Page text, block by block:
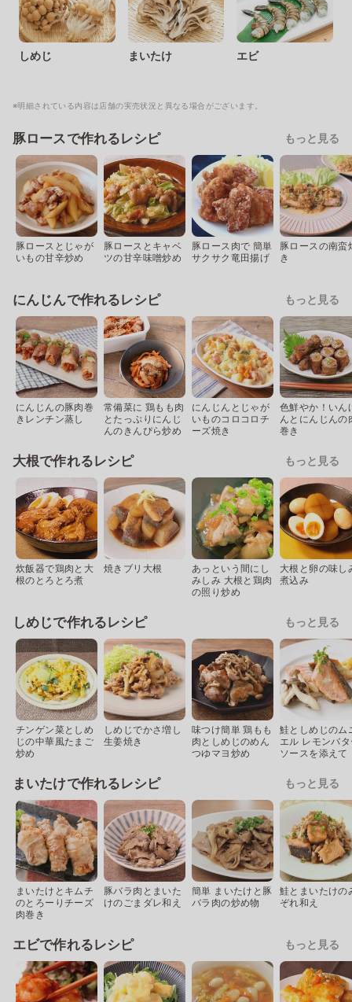
しめじ まいたけ エビ
※明細されている内容は店舗の実売状況と異なる場合がございます。
豚ロースで作れるレシピ もっと見る
豚ロースとじゃが
いもの甘辛炒め
豚ロースとキャベ
ツの甘辛味噌炒め
豚ロース肉で 簡単
サクサク竜田揚げ
豚ロースの南蛮
き
にんじんで作れるレシピ もっと見る
にんじんの豚肉巻
きレンチン蒸し
常備菜に 鶏もも肉
とたっぷりにんじ
んのきんぴら炒め
にんじんとじゃが
いものコロコロチ
ーズ焼き
色鮮やか！いん
んとにんじんの
巻き
大根で作れるレシピ もっと見る
炊飯器で鶏肉と大
根のとろとろ煮
焼きブリ大根
あっという間にし
みしみ 大根と鶏肉
の照り炒め
大根と卵の味し
煮込み
しめじで作れるレシピ もっと見る
チンゲン菜としめ
じの中華風たまご
炒め
しめじでかさ増し
生姜焼き
味つけ簡単 鶏もも
肉としめじのめん
つゆマヨ炒め
鮭としめじのム
エル レモンバ
ソースを添えて
まいたけで作れるレシピ もっと見る
まいたけとキムチ
のとろーりチーズ
肉巻き
豚バラ肉とまいた
けのごまダレ和え
簡単 まいたけと豚
バラ肉の炒め物
鮭とまいたけの
ぞれ和え
エビで作れるレシピ もっと見る